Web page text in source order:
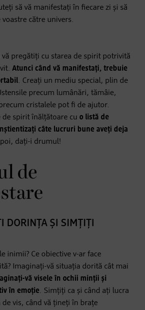
să vă manifestați în fiecare zi și să
către univers.
vă pregătiți cu starea de spirit potrivită
Atunci când vă manifestați, trebuie
. Creați un mediu special, plin de
precum lumânări, tămâie,
cristalele pot fi de ajutor.
de spirit înălțătoare cu o listă de
câte lucruri bune aveți deja
dați-i drumul!
de
DORINȚA ȘI SIMȚIȚI
inimii? Ce obiective v-ar face
Imaginați-vă situația dorită cât mai
vă visele în ochii minții și
în emoție. Simțiți ca și când ați lucra
de vis, când vă țineți în brațe